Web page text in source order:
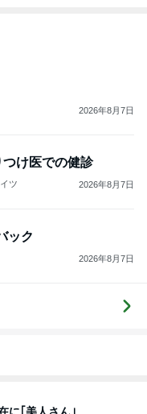
2026年8月7日
け医での健診
ツ 2026年8月7日
ートバック
2026年8月7日
に｢美人さん｣